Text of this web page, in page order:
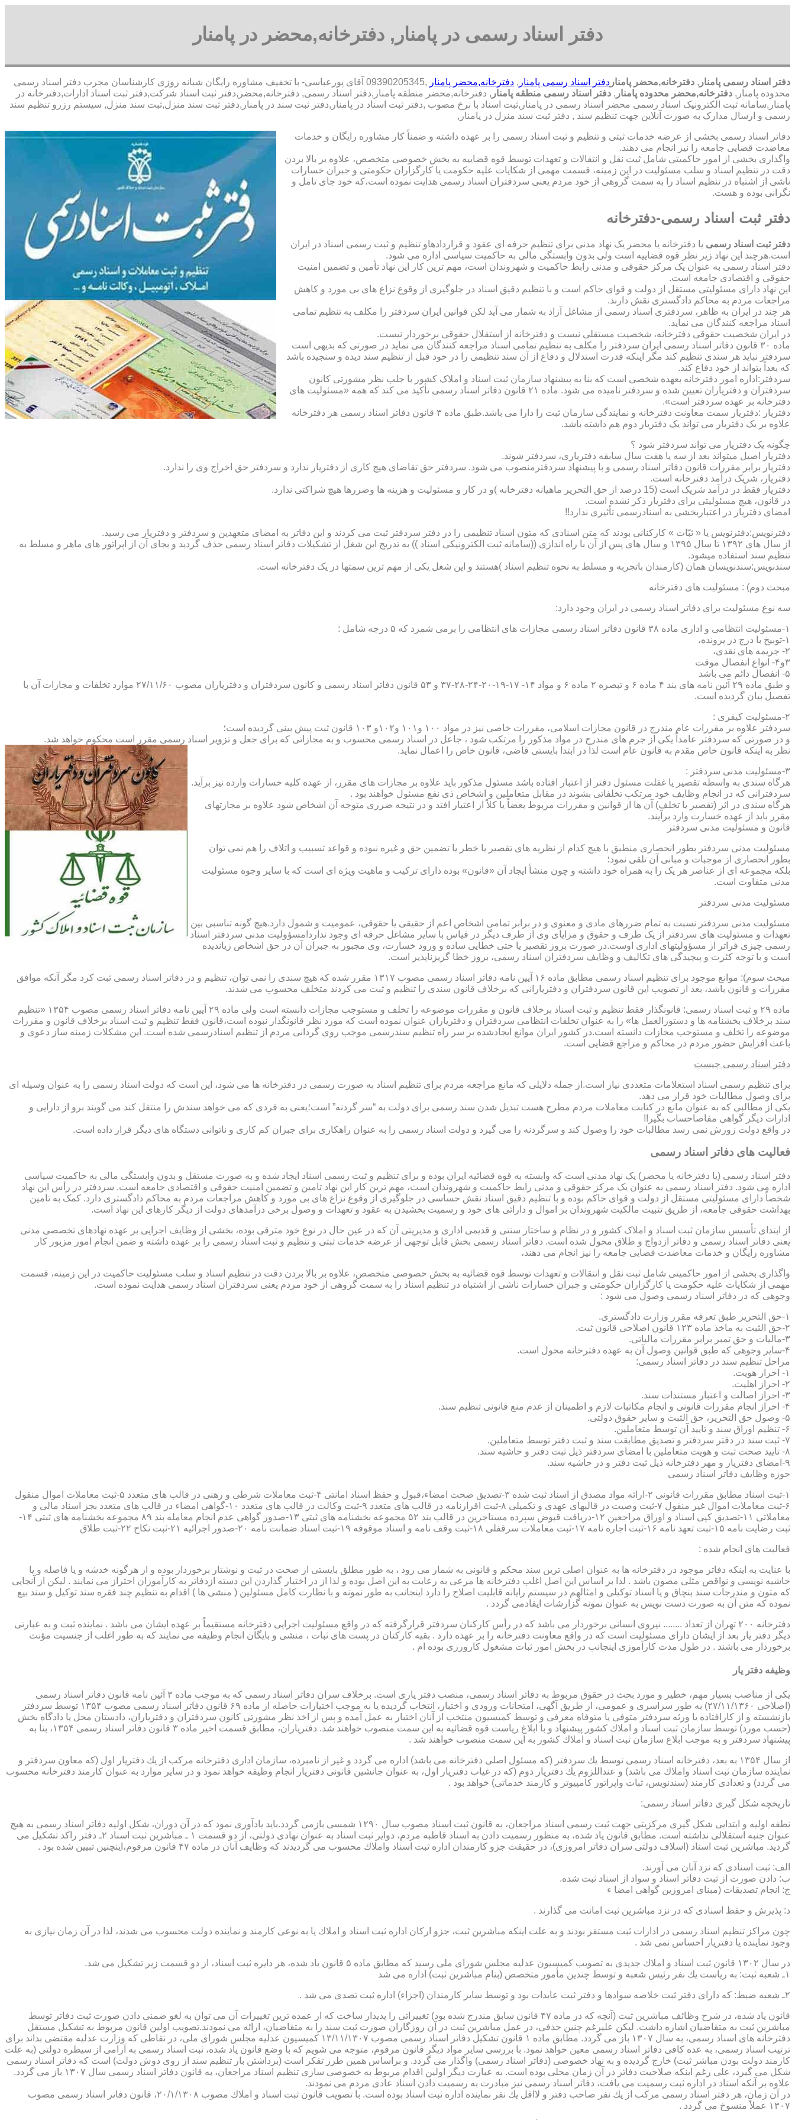
دفتر اسناد رسمی در پامنار, دفترخانه,محضر در پامنار
دفتر اسناد رسمی پامنار , دفترخانه,محضر پامنار دفتر اسناد رسمی پامنار , دفترخانه,محضر پامنار
,09390205345 آقای پورعباسی- با تخفیف مشاوره رايگان شبانه روزی کارشناسان مجرب دفتر اسناد رسمی
محدوده پامنار, دفترخانه,محضر محدوده پامنار , دفتر اسناد رسمی منطقه پامنار , دفترخانه,محضر منطقه پامنار,دفتر اسناد رسمی, دفترخانه,محضر,دفتر ثبت اسناد شرکت,دفتر ثبت اسناد ادارات,دفترخانه در
پامنار,سامانه ثبت الکترونیک اسناد رسمی محضر اسناد رسمی در پامنار,ثبت اسناد با نرخ مصوب ,دفتر ثبت اسناد در پامنار,دفتر ثبت سند در پامنار,دفتر ثبت سند منزل,ثبت سند منزل, سیستم رزرو تنظیم سند
رسمی و ارسال مدارک به صورت آنلاین جهت تنظیم سند , دفتر ثبت سند منزل در پامنار,
دفاتر اسناد رسمی بخشی از عرضه خدمات ثبتی و تنظیم و ثبت اسناد رسمی را بر عهده داشته و ضمناً کار مشاوره رایگان و خدمات
معاضدت قضایی جامعه را نیز انجام می دهند.
واگذاری بخشی از امور حاکمیتی شامل ثبت نقل و انتقالات و تعهدات توسط قوه قضاییه به بخش خصوصی متخصص، علاوه بر بالا بردن
دقت در تنظیم اسناد و سلب مسئولیت در این زمینه، قسمت مهمی از شکایات علیه حکومت یا کارگزاران حکومتی و جبران خسارات
ناشی از اشتباه در تنظیم اسناد را به سمت گروهی از خود مردم یعنی سردفتران اسناد رسمی هدایت نموده است،که خود جای تامل و
نگرانی بوده و هست.
دفتر ثبت اسناد رسمی-دفترخانه
دفتر ثبت اسناد رسمی یا دفترخانه یا محضر یک نهاد مدنی برای تنظیم حرفه ای عقود و قراردادهاو تنظیم و ثبت رسمی اسناد در ایران
است.هرچند این نهاد زیر نظر قوه قضاییه است ولی بدون وابستگی مالی به حاکمیت سیاسی اداره می شود.
دفتر اسناد رسمی به عنوان یک مرکز حقوقی و مدنی رابط حاکمیت و شهروندان است، مهم ترین کار این نهاد تأمین و تضمین امنیت
حقوقی و اقتصادی جامعه است.
این نهاد دارای مسئولیتی مستقل از دولت و قوای حاکم است و با تنظیم دقیق اسناد در جلوگیری از وقوع نزاع های بی مورد و کاهش
مراجعات مردم به محاکم دادگستری نقش دارند.
هر چند در ایران به ظاهر، سردفتری اسناد رسمی از مشاغل آزاد به شمار می آید لکن قوانین ایران سردفتر را مکلف به تنظیم تمامی
اسناد مراجعه کنندگان می نماید.
در ایران شخصیت حقوقی دفترخانه، شخصیت مستقلی نیست و دفترخانه از استقلال حقوقی برخوردار نیست.
ماده ۳۰ قانون دفاتر اسناد رسمی ایران سردفتر را مکلف به تنظیم تمامی اسناد مراجعه کنندگان می نماید در صورتی که بدیهی است
سردفتر نباید هر سندی تنظیم کند مگر اینکه قدرت استدلال و دفاع از آن سند تنظیمی را در خود قبل از تنظیم سند دیده و سنجیده باشد
که بعداً بتواند از خود دفاع کند.
سردفتر:اداره امور دفترخانه بعهده شخصی است که بنا به پیشنهاد سازمان ثبت اسناد و املاک کشور با جلب نظر مشورتی کانون
سردفتران و دفتریاران تعیین شده و سردفتر نامیده می شود. ماده ۲۱ قانون دفاتر اسناد رسمی تأکید می کند که همه «مسئولیت های
دفترخانه بر عهده سردفتر است».
دفتریار :دفتریار سمت معاونت دفترخانه و نمایندگی سازمان ثبت را دارا می باشد.طبق ماده ۳ قانون دفاتر اسناد رسمی هر دفترخانه
علاوه بر یک دفتریار می تواند یک دفتریار دوم هم داشته باشد.
چگونه یک دفتریار می تواند سردفتر شود ؟
دفتریار اصیل میتواند بعد از سه یا هفت سال سابقه دفتریاری، سردفتر شوند.
دفتریار برابر مقررات قانون دفاتر اسناد رسمی و با پیشنهاد سردفترمنصوب می شود. سردفتر حق تقاضای هیچ کاری از دفتریار ندارد و سردفتر حق اخراج وی را ندارد.
دفتریار، شریک درآمد دفترخانه است.
دفتریار فقط در درآمد شریک است (15 درصد از حق التحریر ماهیانه دفترخانه )و در کار و مسئولیت و هزینه ها وضررها هیچ شراکتی ندارد.
در قانون، هیچ مسئولیتی برای دفتریار ذکر نشده است.
امضای دفتریار در اعتباربخشی به اسنادرسمی تأثیری ندارد!!
دفترنویس:دفترنویس یا « ثبّات » کارکنانی بودند که متن اسنادی که متون اسناد تنظیمی را در دفتر سردفتر ثبت می کردند و این دفاتر به امضای متعهدین و سردفتر و دفتریار می رسید.
از سال های ۱۳۹۲ تا سال ۱۳۹۵ و سال های پس از آن با راه اندازی ((سامانه ثبت الکترونیکی اسناد )) به تدریج این شغل از تشکیلات دفاتر اسناد رسمی حذف گردید و بجای آن از اپراتور های ماهر و مسلط به
تنظیم سند استفاده میشود.
سندنویس:سندنویسان همان (کارمندان باتجربه و مسلط به نحوه تنظیم اسناد )هستند و این شغل یکی از مهم ترین سمتها در یک دفترخانه است.
مبحث دوم) : مسئولیت های دفترخانه
سه نوع مسئولیت برای دفاتر اسناد رسمی در ایران وجود دارد:
۱-مسئولیت انتظامی و اداری ماده ۳۸ قانون دفاتر اسناد رسمی مجازات های انتظامی را برمی شمرد که ۵ درجه شامل :
۱-توبیخ با درج در پرونده،
۲- جریمه های نقدی،
۳و۴- انواع انفصال موقت
۵- انفصال دائم می باشد
و طبق ماده ۲۹ آئین نامه های بند ۴ ماده ۶ و تبصره ۲ ماده ۶ و مواد ۱۴- ۱۷-۱۹-۲۰-۲۴-۲۸-۳۷ و ۵۳ قانون دفاتر اسناد رسمی و کانون سردفتران و دفتریاران مصوب ۲۷/۱۱/۶۰ موارد تخلفات و مجازات آن با
تفصیل بیان گردیده است.
۲-مسئولیت کیفری :
سردفتر علاوه بر مقررات عام مندرج در قانون مجازات اسلامی، مقررات خاصی نیز در مواد ۱۰۰ و۱۰۱ و۱۰۲و ۱۰۳ قانون ثبت پیش بینی گردیده است؛
و در صورتی که سردفتر عامداً یکی از جرم های مندرج در مواد مذکور را مرتکب شود ، جاعل در اسناد رسمی محسوب و به مجازاتی که برای جعل و تزویر اسناد رسمی مقرر است محکوم خواهد شد.
نظر به اینکه قانون خاص مقدم به قانون عام است لذا در ابتدا بایستی قاضی، قانون خاص را اعمال نماید.
۳-مسئولیت مدنی سردفتر :
هرگاه سندی به واسطه تقصیر یا غفلت مسئول دفتر از اعتبار افتاده باشد مسئول مذکور باید علاوه بر مجازات های مقرر، از عهده کلیه خسارات وارده نیز برآید.
سردفترانی که در انجام وظایف خود مرتکب تخلفاتی بشوند در مقابل متعاملین و اشخاص ذی نفع مسئول خواهند بود .
هرگاه سندی در اثر (تقصیر یا تخلف) آن ها از قوانین و مقررات مربوط بعضاً یا کلاً از اعتبار افتد و در نتیجه ضرری متوجه آن اشخاص شود علاوه بر مجازتهای
مقرر باید از عهده خسارت وارد برآیند.
قانون و مسئولیت مدنی سردفتر
مسئولیت مدنی سردفتر بطور انحصاری منطبق با هیچ کدام از نظریه های تقصیر یا خطر یا تضمین حق و غیره نبوده و قواعد تسبیب و اتلاف را هم نمی توان
بطور انحصاری از موجبات و مبانی آن تلقی نمود؛
بلکه مجموعه ای از عناصر هر یک را به همراه خود داشته و چون منشأ ایجاد آن «قانون» بوده دارای ترکیب و ماهیت ویژه ای است که با سایر وجوه مسئولیت
مدنی متفاوت است.
مسئولیت مدنی سردفتر
مسئولیت مدنی سردفتر نسبت به تمام ضررهای مادی و معنوی و در برابر تمامی اشخاص اعم از حقیقی یا حقوقی، عمومیت و شمول دارد.هیچ گونه تناسبی بین
تعهدات و مسئولیت های سردفتر از یک طرف و حقوق و مزایای وی از طرف دیگر در قیاس با سایر مشاغل حرفه ای وجود ندارد!مسؤولیت مدنی سردفتر اسناد
رسمی چیزی فراتر از مسؤولیتهای اداری اوست.در صورت بروز تقصیر یا حتی خطایی ساده و ورود خسارت، وی مجبور به جبران آن در حق اشخاص زیاندیده
است و با توجه کثرت و پیچیدگی های تکالیف و وظایف سردفتران اسناد رسمی، بروز خطا گریزناپذیر است.
مبحث سوم): موانع موجود برای تنظیم اسناد رسمی مطابق ماده ۱۶ آیین نامه دفاتر اسناد رسمی مصوب ۱۳۱۷ مقرر شده که هیچ سندی را نمی توان، تنظیم و در دفاتر اسناد رسمی ثبت کرد مگر آنکه موافق
مقررات و قانون باشد، بعد از تصویب این قانون سردفتران و دفتریارانی که برخلاف قانون سندی را تنظیم و ثبت می کردند متخلف محسوب می شدند.
ماده ۲۹ و ثبت اسناد رسمی: قانونگذار فقط تنظیم و ثبت اسناد برخلاف قانون و مقررات موضوعه را تخلف و مستوجب مجازات دانسته است ولی ماده ۲۹ آیین نامه دفاتر اسناد رسمی مصوب ۱۳۵۴ «تنظیم
سند برخلاف بخشنامه ها و دستورالعمل ها» را به عنوان تخلفات انتظامی سردفتران و دفتریاران عنوان نموده است که مورد نظر قانونگذار نبوده است،قانون فقط تنظیم و ثبت اسناد برخلاف قانون و مقررات
موضوعه را تخلف و مستوجب مجازات دانسته است.در کشور ایران موانع ایجادشده بر سر راه تنظیم سندرسمی موجب روی گردانی مردم از تنظیم اسنادرسمی شده است. این مشکلات زمینه ساز دعوی و
باعث افزایش حضور مردم در محاکم و مراجع قضایی است.
دفتر اسناد رسمی چیست
برای تنظیم رسمی اسناد استعلامات متعددی نیاز است.از جمله دلایلی که مانع مراجعه مردم برای تنظیم اسناد به صورت رسمی در دفترخانه ها می شود، این است که دولت اسناد رسمی را به عنوان وسیله ای
برای وصول مطالبات خود قرار می دهد.
یکی از مطالبی که به عنوان مانع در کتابت معاملات مردم مطرح هست تبدیل شدن سند رسمی برای دولت به “سر گردنه” است؛یعنی به فردی که می خواهد سندش را منتقل کند می گویند برو از دارایی و
ادارات دیگر گواهی مفاصاحساب بگیر!!
در واقع دولت زورش نمی رسد مطالبات خود را وصول کند و سرگردنه را می گیرد و دولت اسناد رسمی را به عنوان راهکاری برای جبران کم کاری و ناتوانی دستگاه های دیگر قرار داده است.
فعالیت های دفاتر اسناد رسمی
دفتر اسناد رسمی (یا دفترخانه یا محضر) یک نهاد مدنی است که وابسته به قوه قضائیه ایران بوده و برای تنظیم و ثبت رسمی اسناد ایجاد شده و به صورت مستقل و بدون وابستگی مالی به حاکمیت سیاسی
اداره می شود. دفتر اسناد رسمی به عنوان یک مرکز حقوقی و مدنی رابط حاکمیت و شهروندان است، مهم ترین کار این نهاد تامین و تضمین امنیت حقوقی و اقتصادی جامعه است. سردفتر در رأس این نهاد
شخصاً دارای مسئولیتی مستقل از دولت و قوای حاکم بوده و با تنظیم دقیق اسناد نقش حساسی در جلوگیری از وقوع نزاع های بی مورد و کاهش مراجعات مردم به محاکم دادگستری دارد. کمک به تامین
بهداشت حقوقی جامعه، از طریق تثبیت مالکیت شهروندان بر اموال و دارائی های خود و رسمیت بخشیدن به عقود و تعهدات و وصول برخی درآمدهای دولت از دیگر کارهای این نهاد است.
از ابتدای تأسیس سازمان ثبت اسناد و املاک کشور و در نظام و ساختار سنتی و قدیمی اداری و مدیریتی آن که در عین حال در نوع خود مترقی بوده، بخشی از وظایف اجرایی بر عهده نهادهای تخصصی مدنی
یعنی دفاتر اسناد رسمی و دفاتر ازدواج و طلاق محول شده است. دفاتر اسناد رسمی بخش قابل توجهی از عرضه خدمات ثبتی و تنظیم و ثبت اسناد رسمی را بر عهده داشته و ضمن انجام امور مزبور کار
مشاوره رایگان و خدمات معاضدت قضایی جامعه را نیز انجام می دهند،
واگذاری بخشی از امور حاکمیتی شامل ثبت نقل و انتقالات و تعهدات توسط قوه قضائیه به بخش خصوصی متخصص، علاوه بر بالا بردن دقت در تنظیم اسناد و سلب مسئولیت حاکمیت در این زمینه، قسمت
مهمی از شکایات علیه حکومت یا کارگزاران حکومتی و جبران خسارات ناشی از اشتباه در تنظیم اسناد را به سمت گروهی از خود مردم یعنی سردفتران اسناد رسمی هدایت نموده است.
وجوهی که در دفاتر اسناد رسمی وصول می شود :
۱-حق التحریر طبق تعرفه مقرر وزارت دادگستری.
۲-حق الثبت به ماخذ ماده ۱۲۳ قانون اصلاحی قانون ثبت.
۳-مالیات و حق تمبر برابر مقررات مالیاتی.
۴-سایر وجوهی که طبق قوانین وصول آن به عهده دفترخانه محول است.
مراحل تنظیم سند در دفاتر اسناد رسمی:
۱- احراز هویت.
۲- احراز اهلیت.
۳- احراز اصالت و اعتبار مستندات سند.
۴- احراز انجام مقررات قانونی و انجام مکاتبات لازم و اطمینان از عدم منع قانونی تنظیم سند.
۵- وصول حق التحریر، حق الثبت و سایر حقوق دولتی.
۶- تنظیم اوراق سند و تایید آن توسط متعاملین.
۷- ثبت سند در دفتر سردفتر و تصدیق مطابقت سند و ثبت دفتر توسط متعاملین.
۸- تایید صحت ثبت و هویت متعاملین با امضای سردفتر ذیل ثبت دفتر و حاشیه سند.
۹-امضای دفتریار و مهر دفترخانه ذیل ثبت دفتر و در حاشیه سند.
حوزه وظایف دفاتر اسناد رسمی
۱-ثبت اسناد مطابق مقررات قانونی ۲-ارائه مواد مصدق از اسناد ثبت شده ۳-تصدیق صحت امضاء،قبول و حفظ اسناد امانتی ۴-ثبت معاملات شرطی و رهنی در قالب های متعدد ۵-ثبت معاملات اموال منقول
۶-ثبت معاملات اموال غیر منقول ۷-ثبت وصیت در قالبهای عهدی و تکمیلی ۸-ثبت اقرارنامه در قالب های متعدد ۹-ثبت وکالت در قالب های متعدد ۱۰-گواهی امضاء در قالب های متعدد بجز اسناد مالی و
معاملاتی ۱۱-تصدیق کپی اسناد و اوراق مراجعین ۱۲-دریافت قبوض سپرده مستاجرین در قالب بند ۵۲ مجموعه بخشنامه های ثبتی ۱۳-صدور گواهی عدم انجام معامله بند ۸۹ مجموعه بخشنامه های ثبتی ۱۴-
ثبت رضایت نامه ۱۵-ثبت تعهد نامه ۱۶-ثبت اجاره نامه ۱۷-ثبت معاملات سرقفلی ۱۸-ثبت وقف نامه و اسناد موقوفه ۱۹-ثبت اسناد ضمانت نامه ۲۰-صدور اجرائیه ۲۱-ثبت نکاح ۲۲-ثبت طلاق
فعالیت های انجام شده :
با عنایت به اینکه دفاتر موجود در دفترخانه ها به عنوان اصلی ترین سند محکم و قانونی به شمار می رود ، به طور مطلق بایستی از صحت در ثبت و نوشتار برخوردار بوده و از هرگونه خدشه و یا فاصله و یا
حاشیه نویسی و نواقص مثلی مصون باشد . لذا بر اساس این اصل اغلب دفترخانه ها مرعی به رعایت به این اصل بوده و لذا از در اختیار گذاردن این دسته ازدفاتر به کارآموزان احتراز می نمایند . لیکن از آنجایی
که متون و مندرجات سند بنچاق و یا اسناد توکیلی و امثالهم در سیستم رایانه قابلیت اصلاح را دارد اینجانب به طور نمونه و با نظارت کامل مسئولین ( منشی ها ) اقدام به تنظیم چند فقره سند توکیل و سند بیع
نموده که متن آن به صورت دست نویس به عنوان نمونه گزارشات ایفادمی گردد .
دفترخانه ۲۰۰ تهران از تعداد ........ نیروی انسانی برخوردار می باشد که در رأس کارکنان سردفتر قرارگرفته که در واقع مسئولیت اجرایی دفترخانه مستقیماً بر عهده ایشان می باشد . نماینده ثبت و به عبارتی
دیگر دفتر یار بعد از ایشان دارای مسئولیت است که در واقع معاونت دفترخانه را بر عهده دارد . بقیه کارکنان در پست های ثبات ، منشی و بایگان انجام وظیفه می نمایند که به طور اغلب از جنسیت مؤنث
برخوردار می باشند . در طول مدت کارآموزی اینجانب در بخش امور ثبات مشغول کارورزی بوده ام .
وظیفه دفتر یار
یكی از مناصب بسیار مهم، خطیر و مورد بحث در حقوق مربوط به دفاتر اسناد رسمی، منصب دفتر یاری است. برخلاف سران دفاتر اسناد رسمی كه به موجب ماده ۳ آئین نامه قانون دفاتر اسناد رسمی
(اصلاحی ۲۷/۱۱/۱۳۶۰) به طور سراسری و عمومی، از طریق آگهی، امتحانات ورودی و اختبار، انتخاب گردیده یا به موجب اختیارات حاصله از ماده ۶۹ قانون دفاتر اسناد رسمی مصوب ۱۳۵۴ توسط سردفتر
بازنشسته و از كارافتاده یا ورثه سردفتر متوفی یا متوفاه معرفی و توسط كمیسیون منتخب از آنان اختبار به عمل آمده و پس از اخذ نظر مشورتی كانون سردفتران و دفتریاران، دادستان محل یا دادگاه بخش
(حسب مورد) توسط سازمان ثبت اسناد و املاك كشور پیشنهاد و با ابلاغ ریاست قوه قضائیه به این سمت منصوب خواهند شد. دفتریاران، مطابق قسمت اخیر ماده ۳ قانون دفاتر اسناد رسمی ۱۳۵۴، بنا به
پیشنهاد سردفتر و به موجب ابلاغ سازمان ثبت اسناد و املاك كشور به این سمت منصوب خواهند شد .
از سال ۱۳۵۴ به بعد، دفترخانه اسناد رسمی توسط یك سردفتر (كه مسئول اصلی دفترخانه می باشد) اداره می گردد و غیر از نامبرده، سازمان اداری دفترخانه مركب از یك دفتریار اول (كه معاون سردفتر و
نماینده سازمان ثبت اسناد واملاك می باشد) و عنداللزوم یك دفتریار دوم (كه در غیاب دفتریار اول، به عنوان جانشین قانونی دفتریار انجام وظیفه خواهد نمود و در سایر موارد به عنوان كارمند دفترخانه محسوب
می گردد) و تعدادی كارمند (سندنویس، ثبات واپراتور كامپیوتر و كارمند خدماتی) خواهد بود .
تاریخچه شكل گیری دفاتر اسناد رسمی:
نطفه اولیه و ابتدایی شكل گیری مركزیتی جهت ثبت رسمی اسناد مراجعان، به قانون ثبت اسناد مصوب سال ۱۲۹۰ شمسی بازمی گردد.باید یادآوری نمود كه در آن دوران، شكل اولیه دفاتر اسناد رسمی به هیچ
عنوان جنبه استقلالی نداشته است. مطابق قانون یاد شده، به منظور رسمیت دادن به اسناد قاطبه مردم، دوایر ثبت اسناد به عنوان نهادی دولتی، از دو قسمت ۱ ـ مباشرین ثبت اسناد ۲ـ دفتر راكد تشكیل می
گردید. مباشرین ثبت اسناد (اسلاف دولتی سران دفاتر امروزی)، در حقیقت جزو كارمندان اداره ثبت اسناد واملاك محسوب می گردیدند كه وظایف آنان در ماده ۴۷ قانون مرقوم،اینچنین تبیین شده بود .
الف: ثبت اسنادی كه نزد آنان می آورند.
ب: دادن صورت از ثبت دفاتر اسناد و سواد از اسناد ثبت شده.
ج: انجام تصدیقات (مبنای امروزین گواهی امضا ء
د: پذیرش و حفظ اسنادی كه در نزد مباشرین ثبت امانت می گذارند .
چون مراكز تنظیم اسناد رسمی در ادارات ثبت مستقر بودند و به علت اینكه مباشرین ثبت، جزو اركان اداره ثبت اسناد و املاك یا به نوعی كارمند و نماینده دولت محسوب می شدند، لذا در آن زمان نیازی به
وجود نماینده یا دفتریار احساس نمی شد .
در سال ۱۳۰۲ قانون ثبت اسناد و املاك جدیدی به تصویب كمیسیون عدلیه مجلس شورای ملی رسید كه مطابق ماده ۵ قانون یاد شده، هر دایره ثبت اسناد، از دو قسمت زیر تشكیل می شد.
۱ـ شعبه ثبت: به ریاست یك نفر رئیس شعبه و توسط چندین مأمور متخصص (بنام مباشرین ثبت) اداره می شد
۲ـ شعبه ضبط: كه دارای دفتر ثبت خلاصه سوادها و دفتر ثبت عایدات بود و توسط سایر كارمندان (اجزاء) اداره ثبت تصدی می شد .
قانون یاد شده، در شرح وظائف مباشرین ثبت (آنچه كه در ماده ۴۷ قانون سابق مندرج شده بود) تغییراتی را پدیدار ساخت كه از عمده ترین تغییرات آن می توان به لغو ضمنی دادن صورت ثبت دفاتر توسط
مباشرین ثبت به متقاضیان اشاره داشت. لیكن علیرغم چنین حذفی، در عمل مباشرین ثبت در آن روزگاران صورت ثبت سند را به متقاضیان، ارائه می نمودند.تصویب اولین قانون مربوط به تشكیل مستقل
دفترخانه های اسناد رسمی، به سال ۱۳۰۷ باز می گردد. مطابق ماده ۱ قانون تشكیل دفاتر اسناد رسمی مصوب ۱۳/۱۱/۱۳۰۷ كمیسیون عدلیه مجلس شورای ملی، در نقاطی كه وزارت عدلیه مقتضی بداند برای
ترتیب اسناد رسمی، به عده كافی دفاتر اسناد رسمی معین خواهد نمود. با بررسی سایر مواد دیگر قانون مرقوم، متوجه می شویم كه با وضع قانون یاد شده، ثبت اسناد رسمی به آرامی از سیطره دولتی (به علت
كارمند دولت بودن مباشر ثبت) خارج گردیده و به نهاد خصوصی (دفاتر اسناد رسمی) واگذار می گردد. و براساس همین طرز تفكر است (برداشتن بار تنظیم سند از روی دوش دولت) است كه دفاتر اسناد رسمی
شكل می گیرد، علی رغم اینكه صلاحیت دفاتر در آن زمان محلی بوده است. به عبارت دیگر اولین اقدام مربوط به خصوصی سازی تنظیم اسناد مراجعان، به قانون دفاتر اسناد رسمی سال ۱۳۰۷ باز می گردد.
علاوه بر آنكه اسناد در اداره ثبت رسمیت می یافت، دفاتر اسناد رسمی نیز مبادرت به رسمیت دادن اسناد عادی مردم می نمودند.
در آن زمان، هر دفتر اسناد رسمی مركب از یك نفر صاحب دفتر و لااقل یك نفر نماینده اداره ثبت اسناد بوده است. با تصویب قانون ثبت اسناد و املاك مصوب ۲۰/۱/۱۳۰۸، قانون دفاتر اسناد رسمی مصوب
۱۳۰۷ عملاً منسوخ می گردد .